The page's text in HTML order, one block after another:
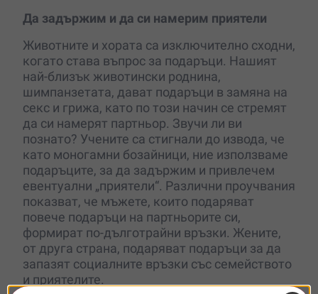
Да задържим и да си намерим приятели
Животните и хората са изключително сходни,
когато става въпрос за подаръци. Нашият
най-близък животински роднина,
шимпанзетата, дават подаръци в замяна на
секс и грижа, като по този начин се стремят
да си намерят партньор. Звучи ли ви
познато? Учените са стигнали до извода, че
като моногамни бозайници, ние използваме
подаръците, за да задържим и привлечем
евентуални „приятели“. Различни проучвания
показват, че мъжете, които подаряват
повече подаръци на партньорите си,
формират по-дълготрайни връзки. Жените,
от друга страна, подаряват подаръци за да
запазят социалните връзки със семейството
и приятелите.